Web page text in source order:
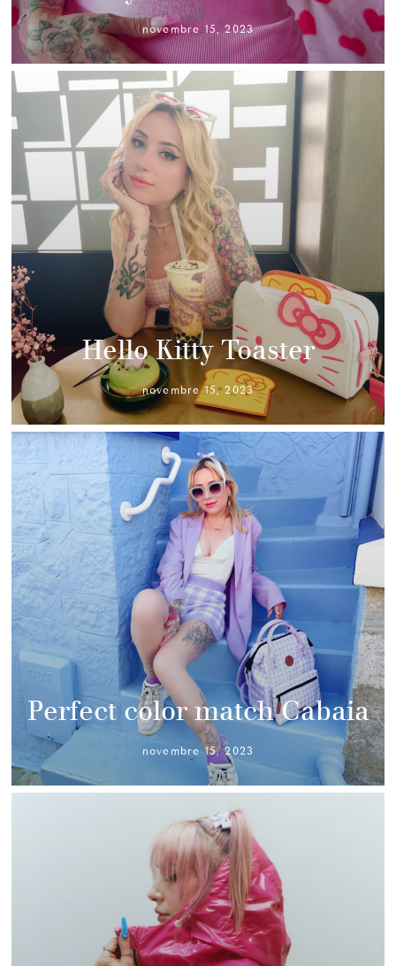
novembre 15, 2023
Hello Kitty Toaster
novembre 15, 2023
Perfect color match Cabaia
novembre 15, 2023